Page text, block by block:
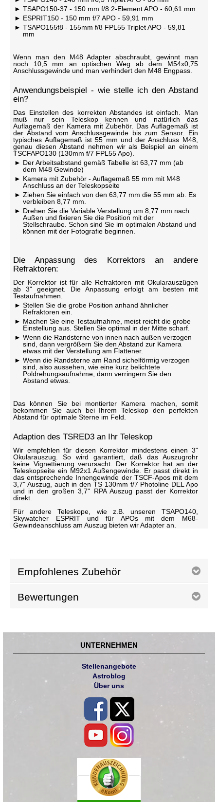
TSAPO150-37 - 150 mm f/8 2-Element APO - 60,61 mm
ESPRIT150 - 150 mm f/7 APO - 59,91 mm
TSAPO155f8 - 155mm f/8 FPL55 Triplet APO - 59,81
mm
Wenn man den M48 Adapter abschraubt, gewinnt man
noch 10,5 mm an optischen Weg ab dem M54x0,75
Anschlussgewinde und man verhindert den M48 Engpass.
Anwendungsbeispiel - wie stelle ich den Abstand
ein?
Das Einstellen des korrekten Abstandes ist einfach. Man
muß nur sein Teleskop kennen und natürlich das
Auflagemaß der Kamera mit Zubehör. Das Auflagemaß ist
der Abstand vom Anschlussgewinde bis zum Sensor. Ein
typisches Auflagemaß ist 55 mm und der Anschluss M48,
genau diesen Abstand nehmen wir als Beispiel an einem
TSCFAPO130 (130mm f/7 FPL55 Apo).
Der Arbeitsabstand gemäß Tabelle ist 63,77 mm (ab
dem M48 Gewinde)
Kamera mit Zubehör - Auflagemaß 55 mm mit M48
Anschluss an der Teleskopseite
Ziehen Sie einfach von den 63,77 mm die 55 mm ab. Es
verbleiben 8,77 mm.
Drehen Sie die Variable Verstellung um 8,77 mm nach
Außen und fixieren Sie die Position mit der
Stellschraube. Schon sind Sie im optimalen Abstand und
können mit der Fotografie beginnen.
Die Anpassung des Korrektors an andere
Refraktoren:
Der Korrektor ist für alle Refraktoren mit Okularauszügen
ab 3" geeignet. Die Anpassung erfolgt am besten mit
Testaufnahmen.
Stellen Sie die grobe Position anhand ähnlicher
Refraktoren ein.
Machen Sie eine Testaufnahme, meist reicht die grobe
Einstellung aus. Stellen Sie optimal in der Mitte scharf.
Wenn die Randsterne von innen nach außen verzogen
sind, dann vergrößern Sie den Abstand zur Kamera
etwas mit der Verstellung am Flattener.
Wenn die Randsterne am Rand sichelförmig verzogen
sind, also aussehen, wie eine kurz belichtete
Poldrehungsaufnahme, dann verringern Sie den
Abstand etwas.
Das können Sie bei montierter Kamera machen, somit
bekommen Sie auch bei Ihrem Teleskop den perfekten
Abstand für optimale Sterne im Feld.
Adaption des TSRED3 an Ihr Teleskop
Wir empfehlen für diesen Korrektor mindestens einen 3"
Okularauszug. So wird garantiert, daß das Auszugrohr
keine Vignettierung verursacht. Der Korrektor hat an der
Teleskopseite ein M92x1 Außengewinde. Er passt direkt in
das entsprechende Innengewinde der TSCF-Apos mit dem
3,7" Auszug, auch in den TS 130mm f/7 Photoline DEL Apo
und in den großen 3,7" RPA Auszug passt der Korrektor
direkt.
Für andere Teleskope, wie z.B. unseren TSAPO140,
Skywatcher ESPRIT und für APOs mit dem M68-
Gewindeanschluss am Auszug bieten wir Adapter an.
Empfohlenes Zubehör
Bewertungen
UNTERNEHMEN
Stellenangebote
Astroblog
Über uns